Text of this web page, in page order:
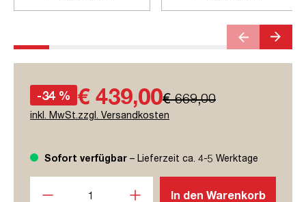
-34 % € 439,00€ 669,00
inkl. MwSt.zzgl. Versandkosten
Sofort verfügbar – Lieferzeit ca. 4-5 Werktage
In den Warenkorb